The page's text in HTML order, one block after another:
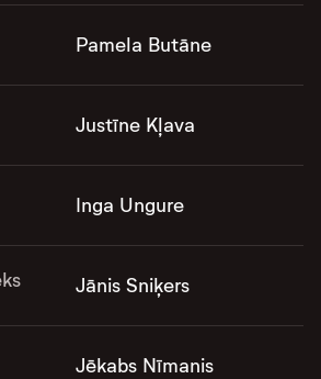
Pamela Butāne
Justīne Kļava
Inga Ungure
Jānis Sniķers
Jēkabs Nīmanis